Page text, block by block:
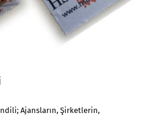
Ajansların, Şirketlerin,